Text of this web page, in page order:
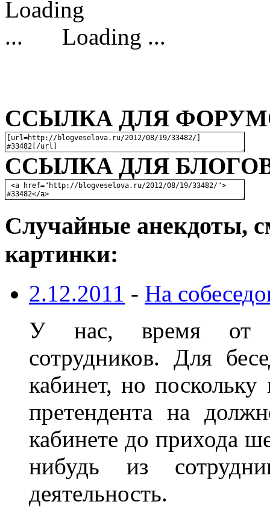
Loading ...
ССЫЛКА ДЛЯ
ССЫЛКА ДЛЯ БЛОГОВ
Случайные анекдоты,
картинки:
2.12.2011 - На
У нас, время от
сотрудников. Для
кабинет, но
претендента на
кабинете до прихода
нибудь из
деятельность.